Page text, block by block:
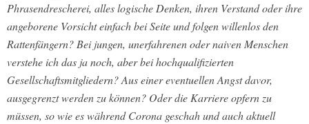
Phrasendrescherei, alles logische Denken, ihren Verstand oder ihre
angeborene Vorsicht einfach bei Seite und folgen willenlos den
Rattenfängern? Bei jungen, unerfahrenen oder naiven Menschen
verstehe ich das ja noch, aber bei hochqualifizierten
Gesellschaftsmitgliedern? Aus einer eventuellen Angst davor,
ausgegrenzt werden zu können? Oder die Karriere opfern zu
müssen, so wie es während Corona geschah und auch aktuell